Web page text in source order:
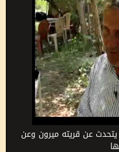
عن قريته ميرون وعن